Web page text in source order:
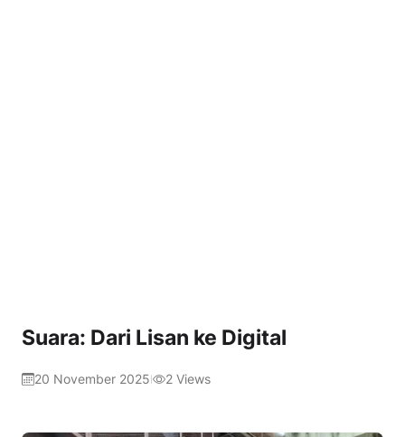
Suara: Dari Lisan ke Digital
20 November 2025 2 Views